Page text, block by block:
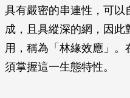
具有嚴密的串連性，可以
成，且具縱深的網，因
用，稱為「林緣效應」
須掌握這一生態特性。